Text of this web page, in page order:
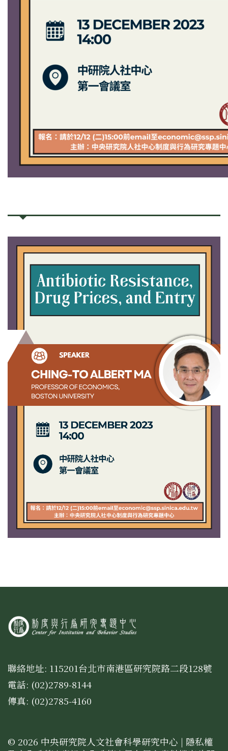
聯絡地址: 115201台北市南港區研究院路二段128號
電話: (02)2789-8144
傳真: (02)2785-4160
© 2026 中央研究院人文社會科學研究中心 | 隱私權